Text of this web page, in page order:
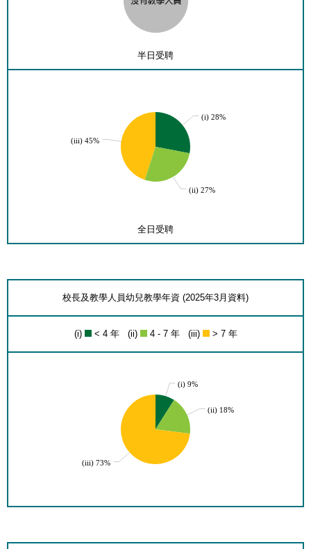
半日受聘
(iii) 45%
(i) 28%
(ii) 27%
全日受聘
校長及教學人員幼兒教學年資 (2025年3月資料)
(i) < 4 年 (ii) 4 - 7 年 (iii) > 7 年
(i) 9%
(ii) 18%
(iii) 73%